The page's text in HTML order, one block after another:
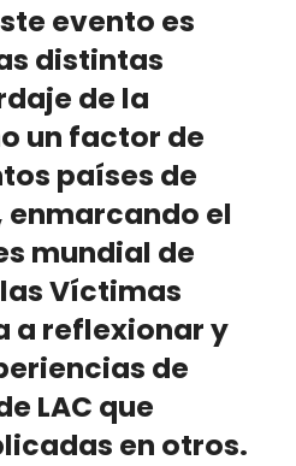
evento es
distintas
de la
un factor de
países de
el
mundial de
Víctimas
a reflexionar y
de
LAC que
en otros.